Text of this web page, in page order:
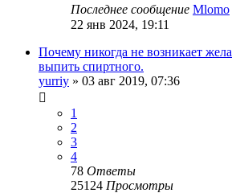
Последнее сообщение Mlomo
22 янв 2024, 19:11
Почему никогда не возникает
выпить спиртного.
yurriy » 03 авг 2019, 07:36
1
2
3
4
78 Ответы
25124 Просмотры